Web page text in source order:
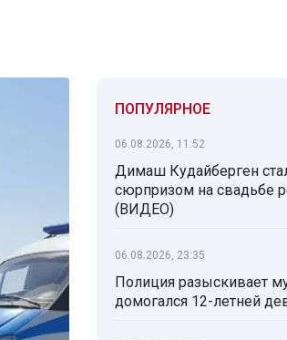
ПОПУЛЯРНОЕ
06.08.2026, 11:52
Димаш Кудайберген
сюрпризом на свадьбе
(ВИДЕО)
06.08.2026, 23:35
Полиция разыскивает
домогался 12-летней